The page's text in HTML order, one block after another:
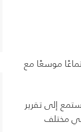
موسعًا مع
إلى تقرير
في مختلف